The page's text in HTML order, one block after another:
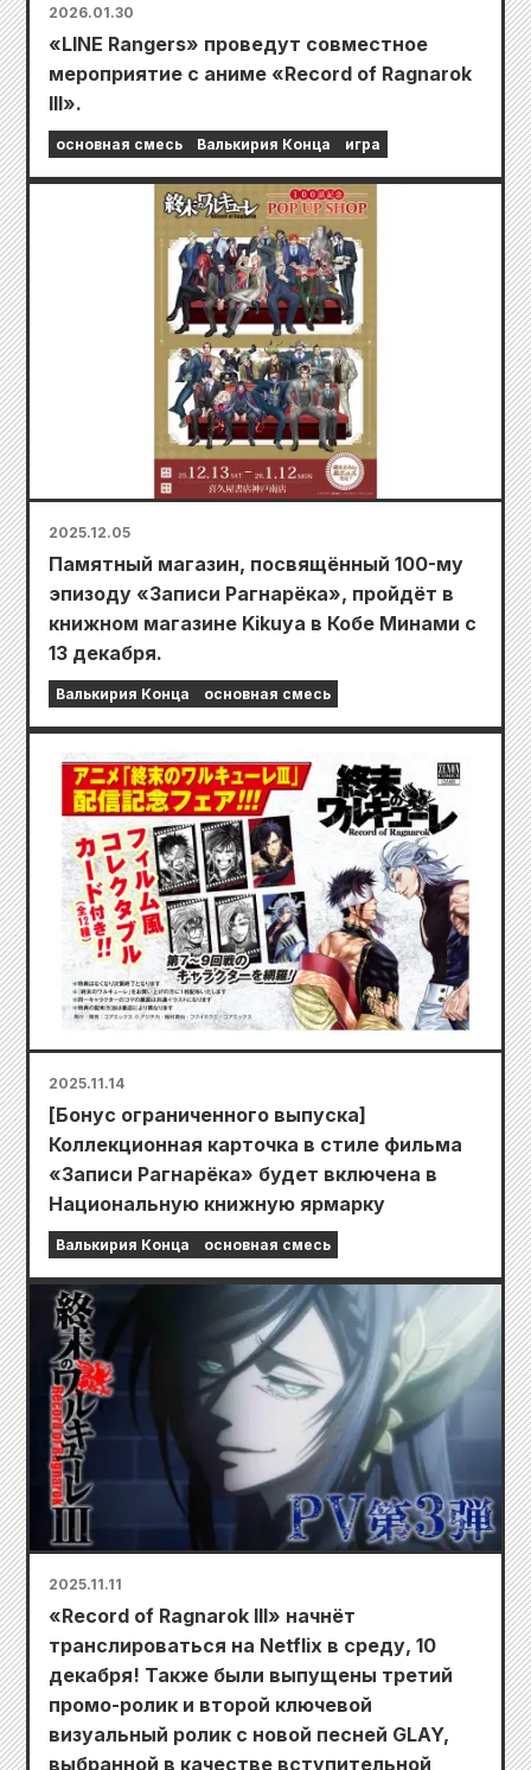
2026.01.30
«LINE Rangers» проведут совместное
мероприятие с аниме «Record of Ragnarok
III».
основная смесь Валькирия Конца игра
2025.12.05
Памятный магазин, посвящённый 100-му
эпизоду «Записи Рагнарёка», пройдёт в
книжном магазине Kikuya в Кобе Минами с
13 декабря.
Валькирия Конца основная смесь
2025.11.14
[Бонус ограниченного выпуска]
Коллекционная карточка в стиле фильма
«Записи Рагнарёка» будет включена в
Национальную книжную ярмарку
Валькирия Конца основная смесь
2025.11.11
«Record of Ragnarok III» начнёт
транслироваться на Netflix в среду, 10
декабря! Также были выпущены третий
промо-ролик и второй ключевой
визуальный ролик с новой песней GLAY,
выбранной в качестве вступительной